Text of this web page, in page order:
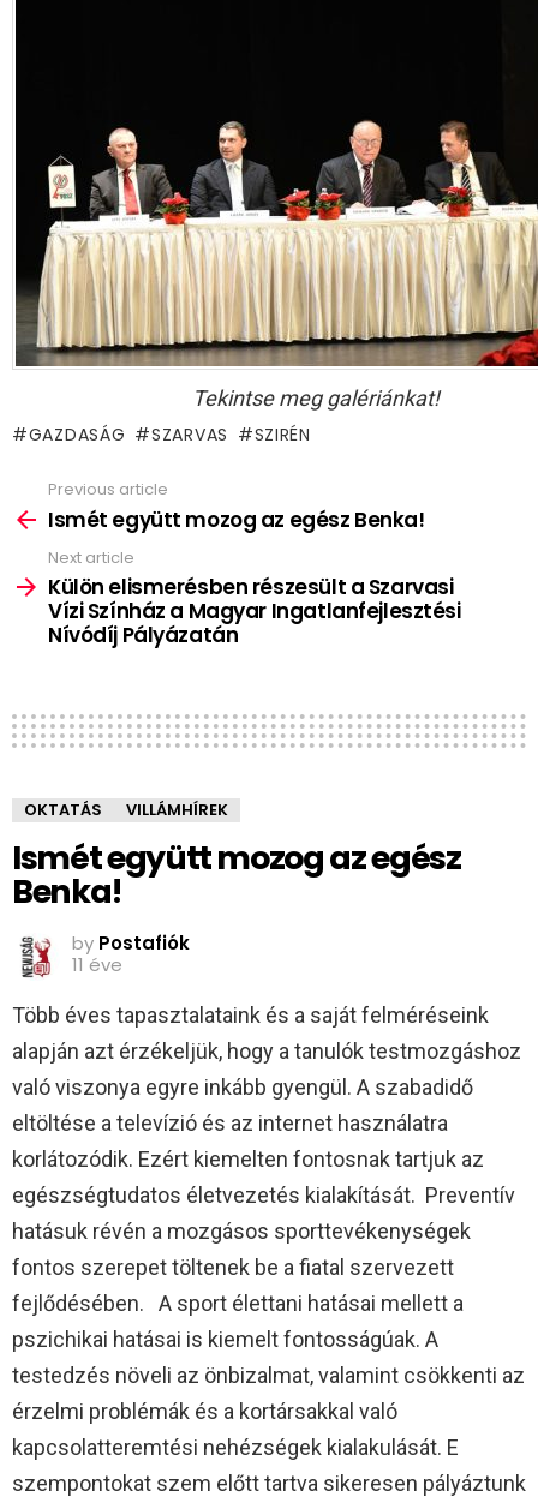
Tekintse meg galériánkat!
GAZDASÁG SZARVAS SZIRÉN
more
Previous article
Ismét együtt mozog az egész Benka!
Next article
Külön elismerésben részesült a Szarvasi
Vízi Színház a Magyar Ingatlanfejlesztési
Nívódíj Pályázatán
OKTATÁS VILLÁMHÍREK
Ismét együtt mozog az egész
Benka!
by Postafiók
11 éve
Több éves tapasztalataink és a saját felméréseink
alapján azt érzékeljük, hogy a tanulók testmozgáshoz
való viszonya egyre inkább gyengül. A szabadidő
eltöltése a televízió és az internet használatra
korlátozódik. Ezért kiemelten fontosnak tartjuk az
egészségtudatos életvezetés kialakítását. Preventív
hatásuk révén a mozgásos sporttevékenységek
fontos szerepet töltenek be a fiatal szervezett
fejlődésében. A sport élettani hatásai mellett a
pszichikai hatásai is kiemelt fontosságúak. A
testedzés növeli az önbizalmat, valamint csökkenti az
érzelmi problémák és a kortársakkal való
kapcsolatteremtési nehézségek kialakulását. E
szempontokat szem előtt tartva sikeresen pályáztunk